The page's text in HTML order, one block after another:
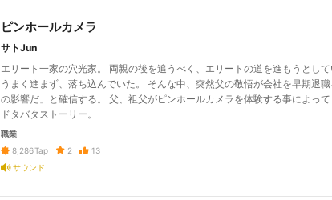
ピンホールカメラ
サトJun
エリート一家の穴光家。 両親の後を追うべく、エリートの道を進もうとし
うまく進まず、落ち込んでいた。 そんな中、突然父の敬悟が会社を早期退
の影響だ」と確信する。 父、祖父がピンホールカメラを体験する事によって
ドタバタストーリー。
職業
8,286Tap 2
13
サウンド